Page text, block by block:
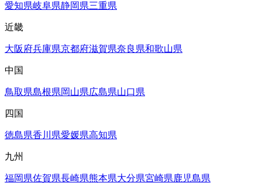
愛知県岐阜県静岡県三重県
近畿
大阪府兵庫県京都府滋賀県奈良県和歌山県
中国
鳥取県島根県岡山県広島県山口県
四国
徳島県香川県愛媛県高知県
九州
福岡県佐賀県長崎県熊本県大分県宮崎県鹿児島県